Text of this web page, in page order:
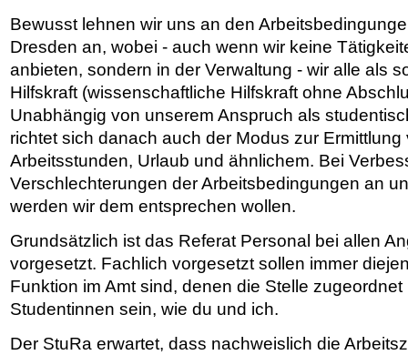
Bewusst lehnen wir uns an den
Dresden an, wobei - auch wenn wir keine
anbieten, sondern in der Verwaltung - wir alle als
Hilfskraft (wissenschaftliche Hilfskraft ohne
Unabhängig von unserem Anspruch als
richtet sich danach auch der Modus zur
Arbeitsstunden, Urlaub und ähnlichem. Bei
Verschlechterungen der Arbeitsbedingungen an
werden wir dem entsprechen wollen.
Grundsätzlich ist das Referat Personal bei allen
vorgesetzt. Fachlich vorgesetzt sollen immer
Funktion im Amt sind, denen die Stelle
Studentinnen sein, wie du und ich.
Der StuRa erwartet, dass nachweislich die